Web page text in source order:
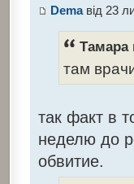
Demaвід 23
Тамара
там
так факт в
неделю до
обвитие.